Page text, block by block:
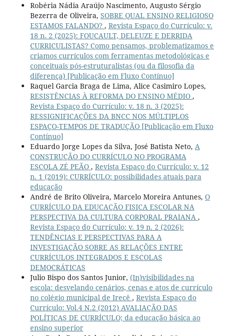
Robéria Nádia Araújo Nascimento, Augusto Sérgio
Bezerra de Oliveira, SOBRE QUAL ENSINO RELIGIOSO
ESTAMOS FALANDO? , Revista Espaço do Currículo: v.
18 n. 2 (2025): FOUCAULT, DELEUZE E DERRIDA
CURRICULISTAS? Como pensamos, problematizamos e
criamos currículos com ferramentas metodológicas e
conceituais pós-estruturalistas (ou da filosofia da
diferença) [Publicação em Fluxo Contínuo]
Raquel Garcia Braga de Lima, Alice Casimiro Lopes,
RESISTÊNCIAS À REFORMA DO ENSINO MÉDIO ,
Revista Espaço do Currículo: v. 18 n. 3 (2025):
RESSIGNIFICAÇÕES DA BNCC NOS MÚLTIPLOS
ESPAÇO-TEMPOS DE TRADUÇÃO [Publicação em Fluxo
Contínuo]
Eduardo Jorge Lopes da Silva, José Batista Neto, A
CONSTRUÇÃO DO CURRÍCULO NO PROGRAMA
ESCOLA ZÉ PEÃO , Revista Espaço do Currículo: v. 12
n. 1 (2019): CURRÍCULO: possibilidades atuais para
educação
André de Brito Oliveira, Marcelo Moreira Antunes, O
CURRÍCULO DA EDUCAÇÃO FISICA ESCOLAR NA
PERSPECTIVA DA CULTURA CORPORAL PRAIANA ,
Revista Espaço do Currículo: v. 19 n. 2 (2026):
TENDÊNCIAS E PERSPECTIVAS PARA A
INVESTIGAÇÃO SOBRE AS RELAÇÕES ENTRE
CURRÍCULOS INTEGRADOS E ESCOLAS
DEMOCRÁTICAS
Julio Bispo dos Santos Junior, (In)visibilidades na
escola: desvelando cenários, cenas e atos de currículo
no colégio municipal de Irecê , Revista Espaço do
Currículo: Vol.4 N.2 (2012) AVALIAÇÃO DAS
POLÍTICAS DE CURRÍCULO; da educação básica ao
ensino superior